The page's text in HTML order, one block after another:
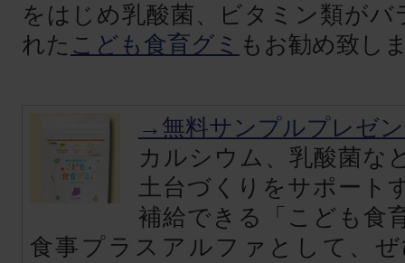
をはじめ乳酸菌、ビタミン類がバ
れた こども食育グミ もお勧め致し
→無料サンプルプレゼ
カルシウム、乳酸菌な
土台づくりをサポート
補給できる「こども食
食事プラスアルファとして、